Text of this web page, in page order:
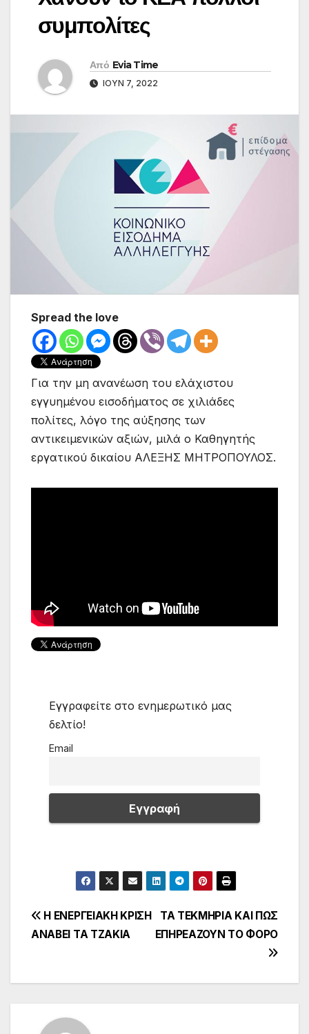
συμπολίτες
Από Evia Time
ΙΟΎΝ 7, 2022
Spread the love
Για την μη ανανέωση του ελάχιστου
εγγυημένου εισοδήματος σε χιλιάδες
πολίτες, λόγο της αύξησης των
αντικειμενικών αξιών, μιλά ο Καθηγητής
εργατικού δικαίου ΑΛΕΞΗΣ ΜΗΤΡΟΠΟΥΛΟΣ.
Εγγραφείτε στο ενημερωτικό μας
δελτίο!
Email
Πλοήγηση
ΤΑ ΤΕΚΜΗΡΙΑ ΚΑΙ ΠΩΣ
ΕΠΗΡΕΑΖΟΥΝ ΤΟ ΦΟΡΟ
Η ΕΝΕΡΓΕΙΑΚΗ ΚΡΙΣΗ
ΑΝΑΒΕΙ ΤΑ ΤΖΑΚΙΑ